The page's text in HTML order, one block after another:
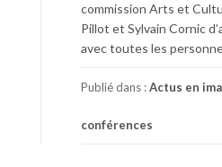
commission Arts et
Pillot et Sylvain Cornic
avec toutes les
Publié dans :Actus en
conférences